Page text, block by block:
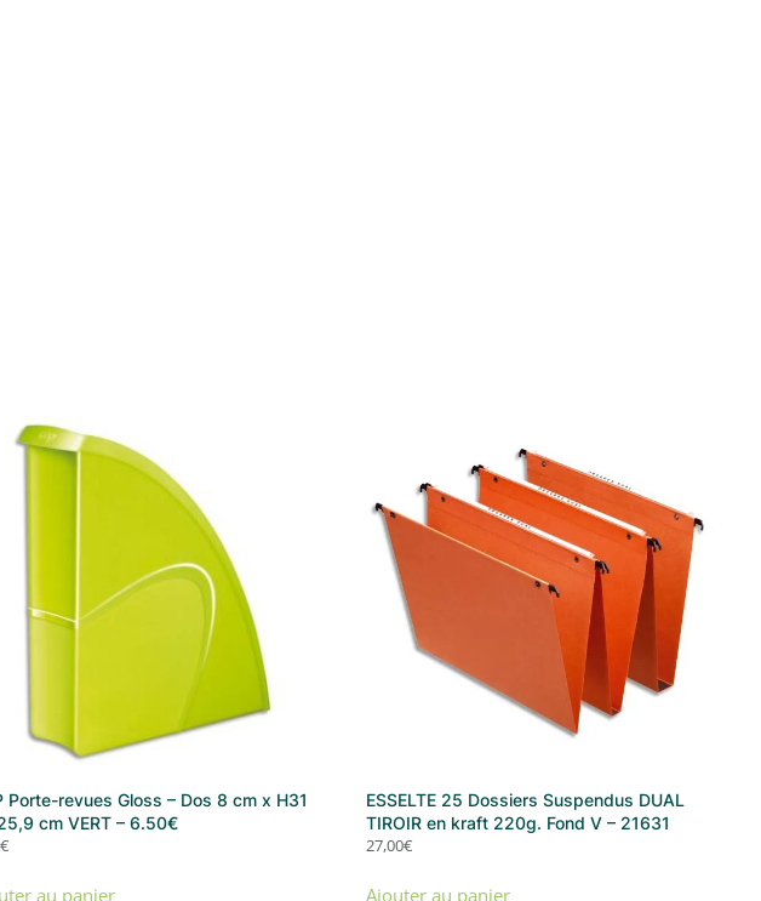
Porte-revues Gloss – Dos 8 cm x H31
cm VERT – 6.50€
€
au panier
ESSELTE 25 Dossiers Suspendus DUAL
TIROIR en kraft 220g. Fond V – 21631
27,00€
Ajouter au panier